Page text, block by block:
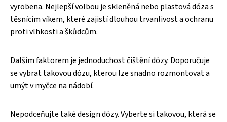
vyrobena. Nejlepší volbou je skleněná nebo plastová dóza s
těsnícím víkem, které zajistí dlouhou trvanlivost a ochranu
proti vlhkosti a škůdcům.
Dalším faktorem je jednoduchost čištění dózy. Doporučuje
se vybrat takovou dózu, kterou lze snadno rozmontovat a
umýt v myčce na nádobí.
Nepodceňujte také design dózy. Vyberte si takovou, která se